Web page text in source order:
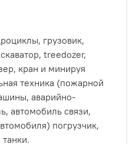
грузовик,
treedozer,
кран и минируя
техника (пожарной
аварийно-
автомобиль связи,
погрузчик,